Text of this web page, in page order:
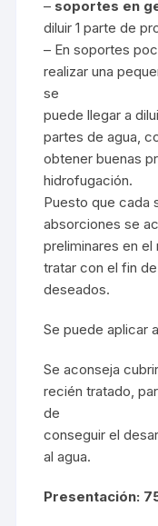
– soportes en
diluir 1 parte de
– En soportes
realizar una
se
puede llegar a
partes de agua,
obtener buenas
hidrofugación.
Puesto que cada
absorciones se
preliminares en
tratar con el fin
deseados.
Se puede aplicar
Se aconseja
recién tratado,
de
conseguir el
al agua.
Presentación: